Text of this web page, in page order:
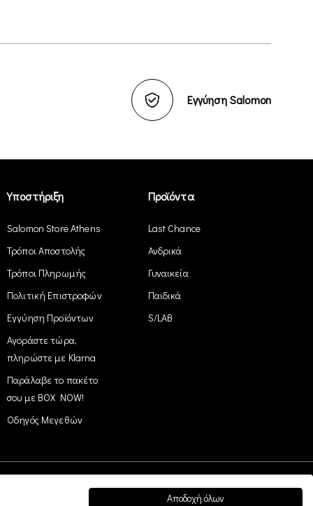
Εγγύηση Salomon
Υποστήριξη
Salomon Store Athens
Τρόποι Αποστολής
Τρόποι Πληρωμής
Πολιτική Επιστροφών
Εγγύηση Προϊόντων
Αγοράστε τώρα,
πληρώστε με Klarna
Παράλαβε το πακέτο
σου με BOX NOW!
Οδηγός Μεγεθών
Προϊόντα
Last Chance
Ανδρικά
Γυναικεία
Παιδικά
S/LAB
Αποδοχή όλων